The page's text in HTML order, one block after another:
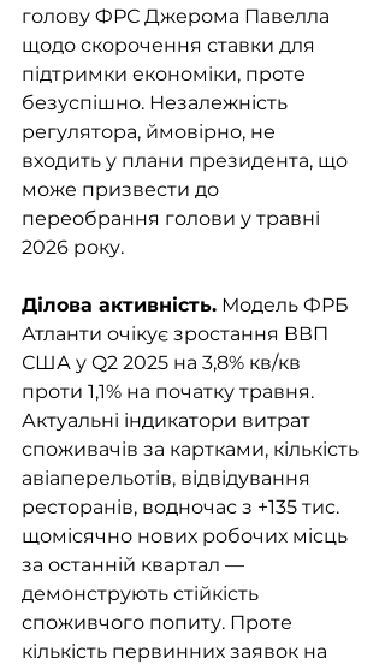
голову ФРС Джерома Павелла
щодо скорочення ставки для
підтримки економіки, проте
безуспішно. Незалежність
регулятора, ймовірно, не
входить у плани президента, що
може призвести до
переобрання голови у травні
2026 року.
Ділова активність. Модель ФРБ
Атланти очікує зростання ВВП
США у Q2 2025 на 3,8% кв/кв
проти 1,1% на початку травня.
Актуальні індикатори витрат
споживачів за картками, кількість
авіаперельотів, відвідування
ресторанів, водночас з +135 тис.
щомісячно нових робочих місць
за останній квартал —
демонструють стійкість
споживчого попиту. Проте
кількість первинних заявок на